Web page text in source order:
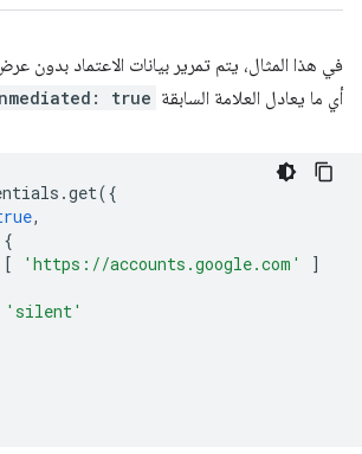
في هذا المثال، يتم تمرير بيانات الاعتماد بدون
أي ما يعادل العلامة السابقة true
.get({
,
{
[ 'https://accounts.google.com'
]
'silent'